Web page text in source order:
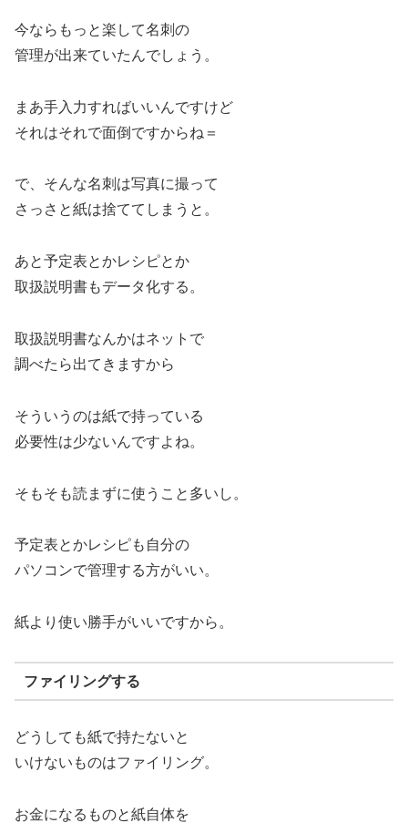
今ならもっと楽して名刺の
管理が出来ていたんでしょう。
まあ手入力すればいいんですけど
それはそれで面倒ですからね＝
で、そんな名刺は写真に撮って
さっさと紙は捨ててしまうと。
あと予定表とかレシピとか
取扱説明書もデータ化する。
取扱説明書なんかはネットで
調べたら出てきますから
そういうのは紙で持っている
必要性は少ないんですよね。
そもそも読まずに使うこと多いし。
予定表とかレシピも自分の
パソコンで管理する方がいい。
紙より使い勝手がいいですから。
ファイリングする
どうしても紙で持たないと
いけないものはファイリング。
お金になるものと紙自体を